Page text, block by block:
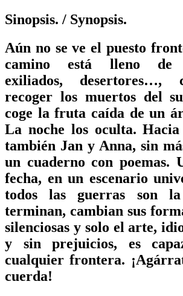
Sinopsis. / Synopsis.
Aún no se ve el puesto
camino está lleno de
exiliados, desertores…,
recoger los muertos del
coge la fruta caída de un
La noche los oculta.
también Jan y Anna, sin
un cuaderno con poemas.
fecha, en un escenario
todos las guerras son
terminan, cambian sus
silenciosas y solo el arte,
y sin prejuicios, es
cualquier frontera.
cuerda!